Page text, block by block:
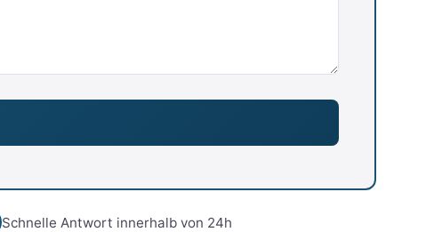
Schnelle Antwort innerhalb von 24h